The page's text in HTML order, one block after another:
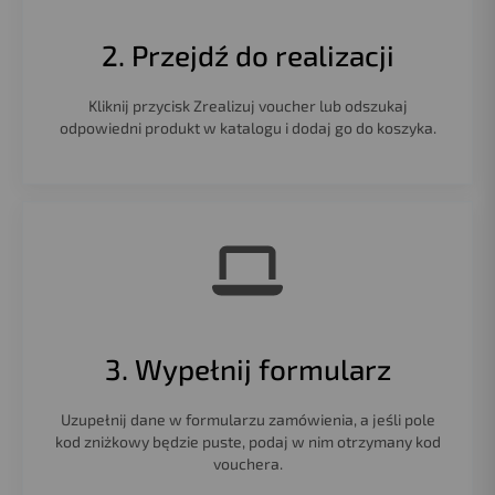
2. Przejdź do realizacji
Kliknij przycisk Zrealizuj voucher lub odszukaj
odpowiedni produkt w katalogu i dodaj go do koszyka.
3. Wypełnij formularz
Uzupełnij dane w formularzu zamówienia, a jeśli pole
kod zniżkowy będzie puste, podaj w nim otrzymany kod
vouchera.